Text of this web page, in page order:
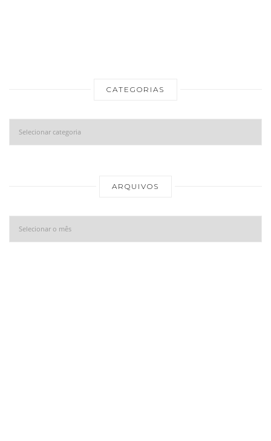
CATEGORIAS
Categorias
ARQUIVOS